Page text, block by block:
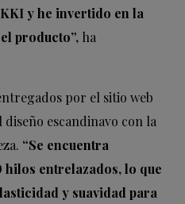
y he invertido en la
producto”, ha
por el sitio web
escandinavo con la
“Se encuentra
hilos entrelazados, lo que
y suavidad para